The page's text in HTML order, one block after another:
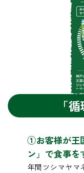
「
①お客様が王
ン」で食事を
年間ツシマヤマ